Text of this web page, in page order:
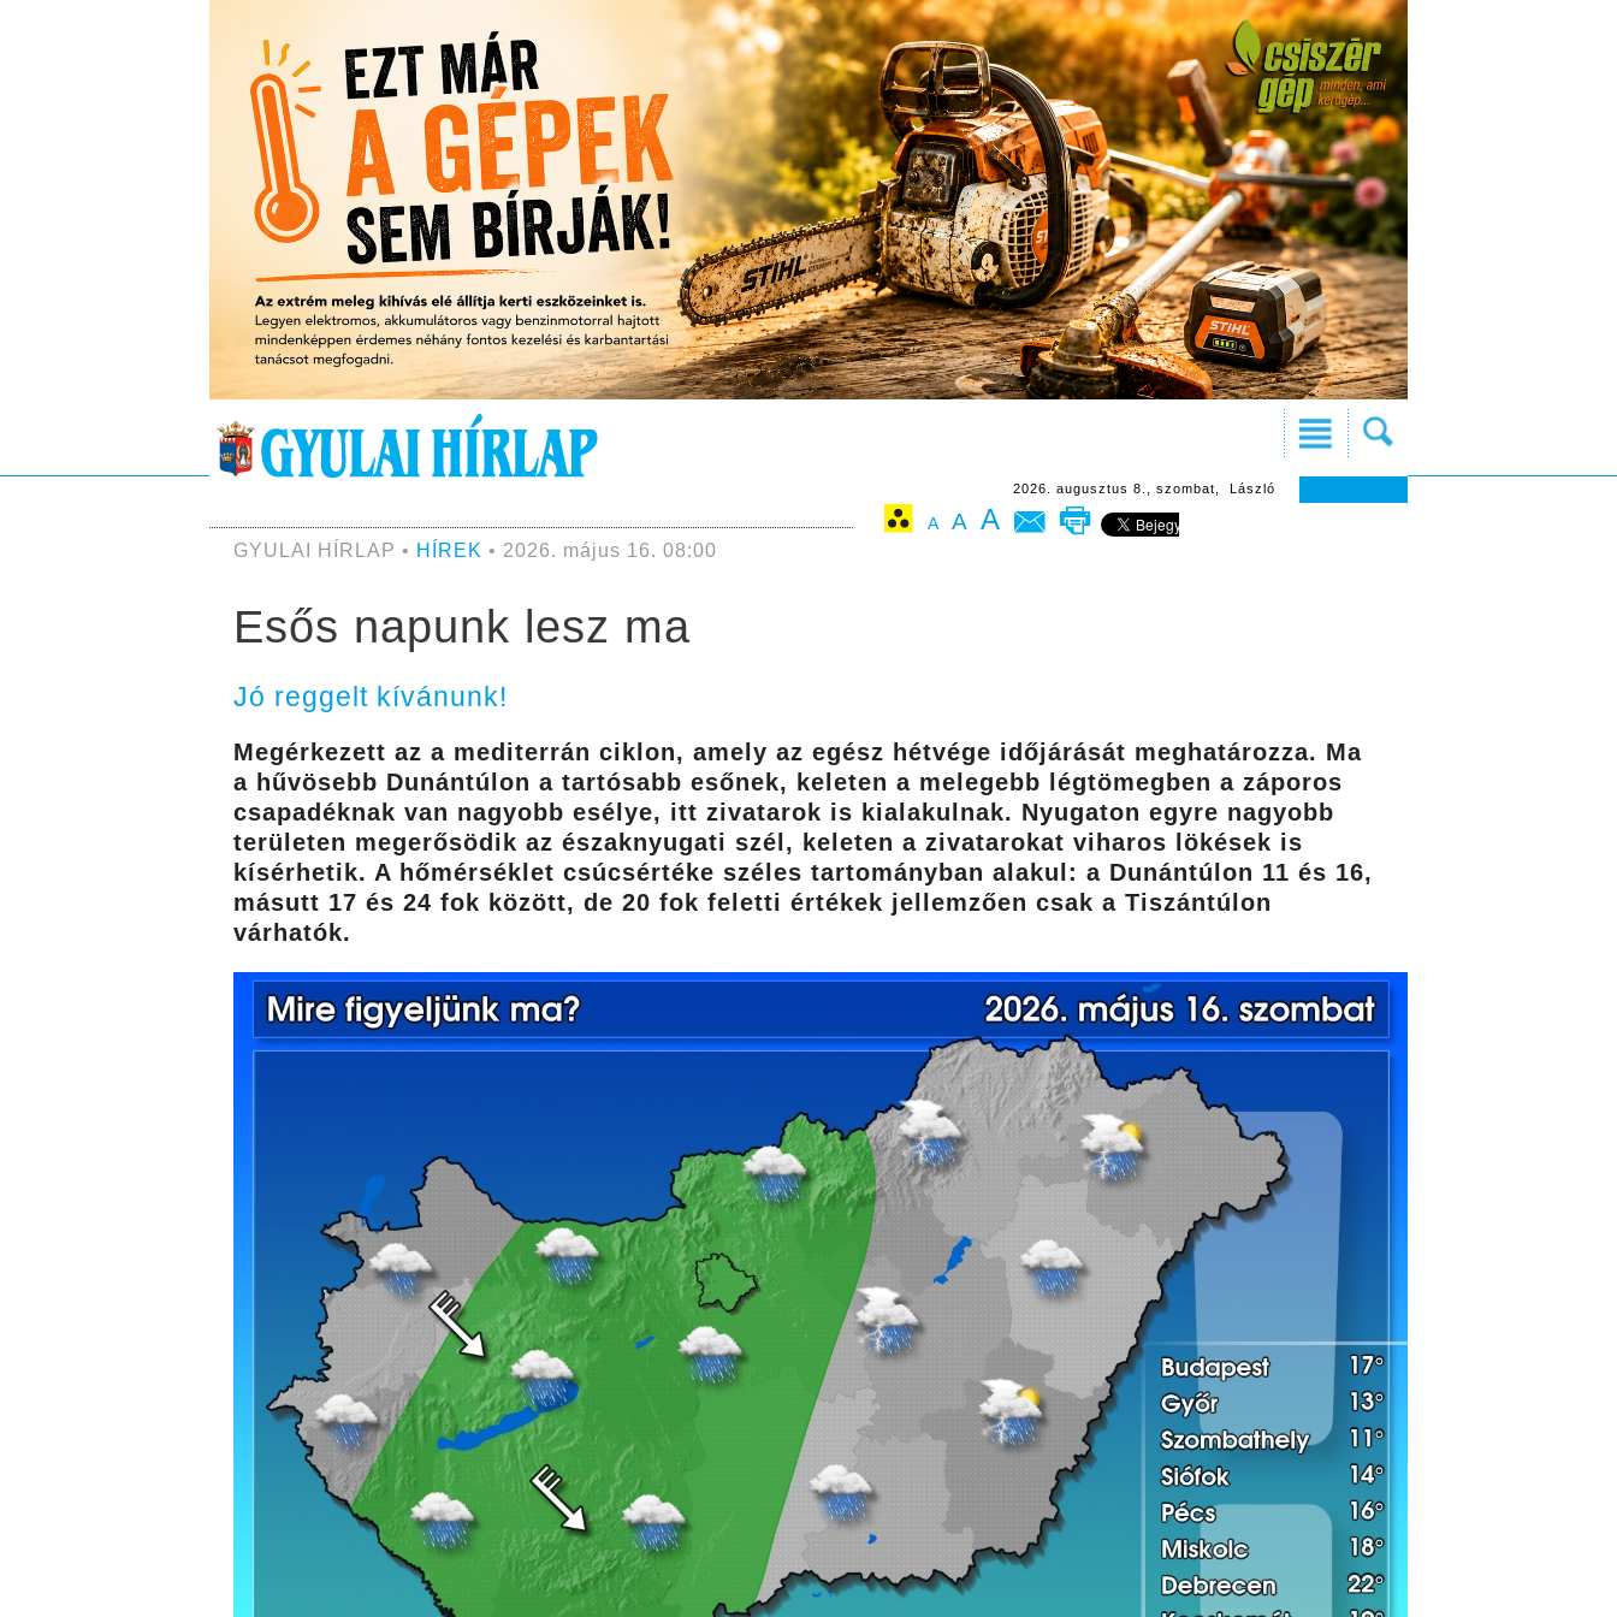
2026. augusztus 8., szombat, László
A A A
GYULAI HÍRLAP • HÍREK • 2026. május 16. 08:00
Esős napunk lesz ma
Jó reggelt kívánunk!
Megérkezett az a mediterrán ciklon, amely az egész hétvége időjárását meghatározza. Ma
a hűvösebb Dunántúlon a tartósabb esőnek, keleten a melegebb légtömegben a záporos
csapadéknak van nagyobb esélye, itt zivatarok is kialakulnak. Nyugaton egyre nagyobb
területen megerősödik az északnyugati szél, keleten a zivatarokat viharos lökések is
kísérhetik. A hőmérséklet csúcsértéke széles tartományban alakul: a Dunántúlon 11 és 16,
másutt 17 és 24 fok között, de 20 fok feletti értékek jellemzően csak a Tiszántúlon
várhatók.